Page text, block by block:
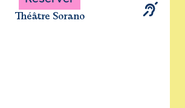
Théâtre Sorano